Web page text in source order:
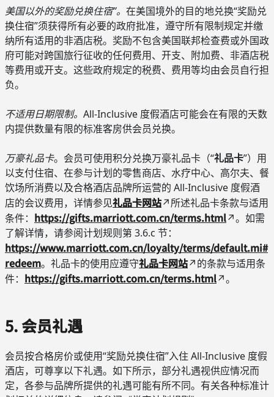
美国以外的奖励兑换住宿”。 在美国境外的目的地兑换“奖励兑
换住宿”须获得所有必要的政府批准，遵守所有限制规定并缴
纳所有适用的非酒店税。奖励不包含美国联邦检查费或外国政
府可能对跨国旅行征收的任何费用、开支、附加费、非酒店税
等费用或开支。这些政府规定的税费、费用等均由会员自行担
负。
不适用日期限制。 All-Inclusive 度假酒店可能会在有限的天数
内提供数量有限的标准客房供会员兑换。
万豪礼品卡。会员可使用积分兑换万豪礼品卡（“礼品卡”）用
以支付住宿、在参与计划的零售商店、水疗中心、高尔夫、餐
饮场所消费以及合格酒店品牌所运营的 All-Inclusive 度假酒
店的会议费用，详情参见礼品卡网站↗所述礼品卡条款与适用
条件： https://gifts.marriott.com.cn/terms.html↗。如需
了解详情，请参阅计划规则第 3.6.c 节：
https://www.marriott.com.cn/loyalty/terms/default.mi#
redeem。礼品卡的使用应遵守礼品卡网站↗的条款与适用条
件： https://gifts.marriott.com.cn/terms.html↗。
5. 会员礼遇
会员按合格房价或使用“奖励兑换住宿”入住 All-Inclusive 度假
酒店，可尊享以下礼遇。如下所示，部分礼遇视供应情况而
定，各参与品牌所提供的礼遇可能有所不同。有关各种标准计